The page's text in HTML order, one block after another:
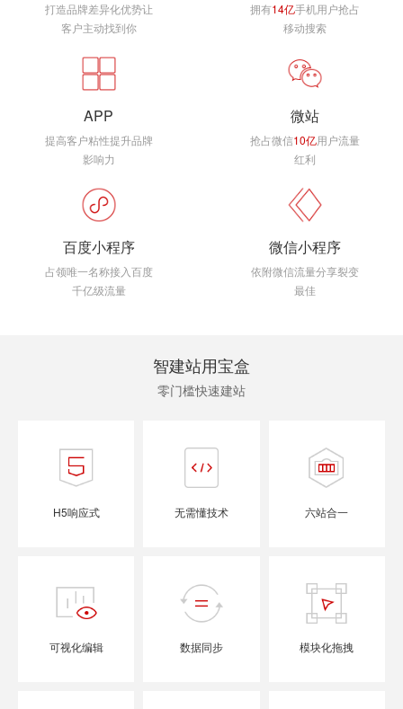
打造品牌差异化优势让
客户主动找到你
拥有14亿手机用户抢占
移动搜索
APP
提高客户粘性提升品牌
影响力
微站
抢占微信10亿用户流量
红利
百度小程序
占领唯一名称接入百度
千亿级流量
微信小程序
依附微信流量分享裂变
最佳
智建站用宝盒
零门槛快速建站
H5响应式 无需懂技术 六站合一
可视化编辑 数据同步 模块化拖拽